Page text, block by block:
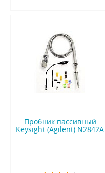
Пробник пассивный
Keysight (Agilent) N2842A